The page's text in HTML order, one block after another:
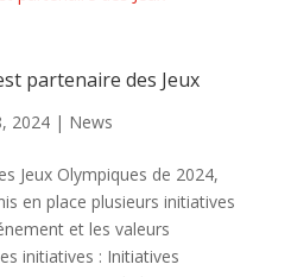
partenaire des Jeux
2024| News
Jeux Olympiques de 2024,
en place plusieurs initiatives
et les valeurs
initiatives : Initiatives